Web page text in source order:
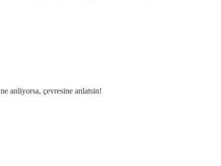
anliyorsa, çevresine anlatsin!